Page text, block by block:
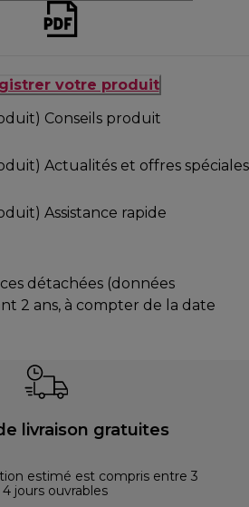
votre produit
Conseils produit
Actualités et offres spéciales
Assistance rapide
détachées (données
2 ans, à compter de la date
livraison gratuites
estimé est compris entre 3
jours ouvrables